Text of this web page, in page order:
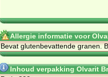
Allergie informatie voor
Be­vat glu­ten­be­vat­ten­de gra­nen.
Inhoud verpakking Olvarit